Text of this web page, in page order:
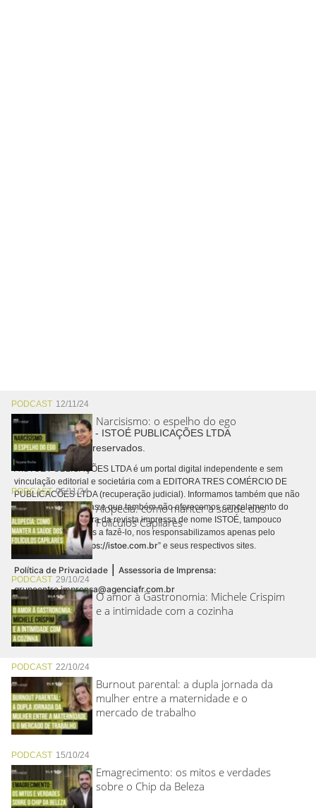
PODCAST 12/11/24
Narcisismo: o espelho do ego
PODCAST05/11/24
Alopecia: como manter a saúde dos
Folículos Capilares
PODCAST 29/10/24
O amor à Gastronomia: Michele Crispim
e a intimidade com a cozinha
PODCAST 22/10/24
Burnout parental: a dupla jornada da
mulher entre a maternidade e o
mercado de trabalho
PODCAST 15/10/24
Emagrecimento: os mitos e verdades
sobre o Chip da Beleza
Copyright © 2026 - ISTOÉ PUBLICAÇÕES LTDA
Todos os direitos reservados.
A ISTOÉ PUBLICAÇÕES LTDA é um portal digital independente e sem
vinculação editorial e societária com a EDITORA TRES COMÉRCIO DE
PUBLICACÕES LTDA (recuperação judicial). Informamos também que não
realizamos cobranças e que também não oferecemos cancelamento do
contrato de assinatura da revista impressa de nome ISTOÉ, tampouco
autorizamos terceiros a fazê-lo, nos responsabilizamos apenas pelo
conteúdo digital “https://istoe.com.br” e seus respectivos sites.
Política de Privacidade | Assessoria de Imprensa:
grupoentre.imprensa@agenciafr.com.br